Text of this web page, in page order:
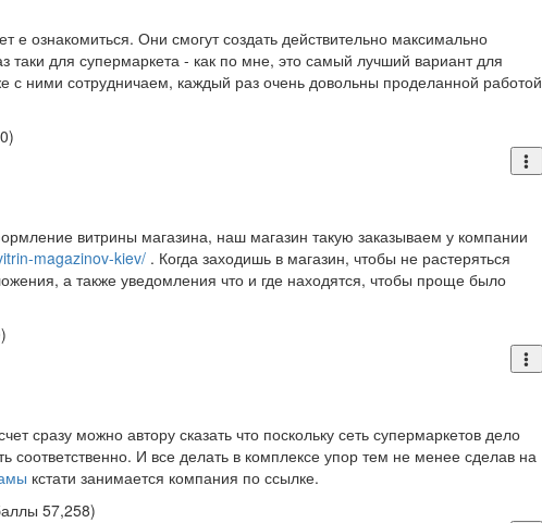
е ознакомиться. Они смогут создать действительно максимально
таки для супермаркета - как по мне, это самый лучший вариант для
ними сотрудничаем, каждый раз очень довольны проделанной работой
)
витрины магазина, наш магазин такую заказываем у компании
magazinov-kiev/ . Когда заходишь в магазин, чтобы не растеряться
а также уведомления что и где находятся, чтобы проще было
)
сразу можно автору сказать что поскольку сеть супермаркетов дело
соответственно. И все делать в комплексе упор тем не менее сделав на
кстати занимается компания по ссылке.
57,258)